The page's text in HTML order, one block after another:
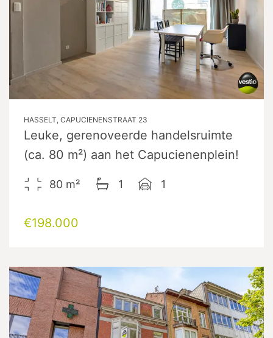
HASSELT, CAPUCIENENSTRAAT 23
Leuke, gerenoveerde handelsruimte
(ca. 80 m²) aan het Capucienenplein!
80 m² 1 1
€198.000